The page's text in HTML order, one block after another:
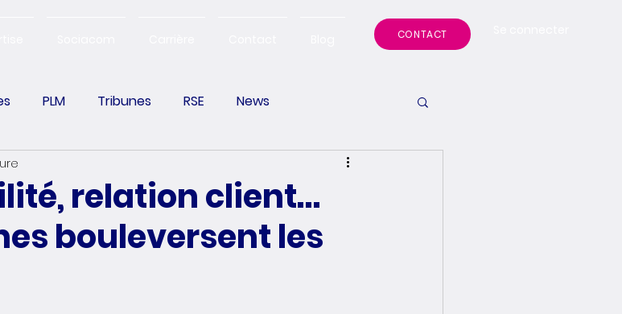
CONTACT
PLM Tribunes RSE News
relation client…
bouleversent les